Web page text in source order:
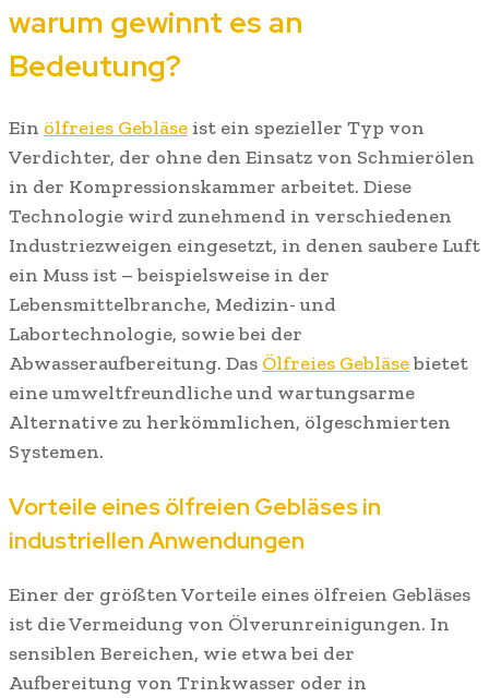
warum gewinnt es an
Bedeutung?
Ein ölfreies Gebläse ist ein spezieller Typ von
Verdichter, der ohne den Einsatz von Schmierölen
in der Kompressionskammer arbeitet. Diese
Technologie wird zunehmend in verschiedenen
Industriezweigen eingesetzt, in denen saubere Luft
ein Muss ist – beispielsweise in der
Lebensmittelbranche, Medizin- und
Labortechnologie, sowie bei der
Abwasseraufbereitung. Das Ölfreies Gebläsebietet
eine umweltfreundliche und wartungsarme
Alternative zu herkömmlichen, ölgeschmierten
Systemen.
Vorteile eines ölfreien Gebläses in
industriellen Anwendungen
Einer der größten Vorteile eines ölfreien Gebläses
ist die Vermeidung von Ölverunreinigungen. In
sensiblen Bereichen, wie etwa bei der
Aufbereitung von Trinkwasser oder in